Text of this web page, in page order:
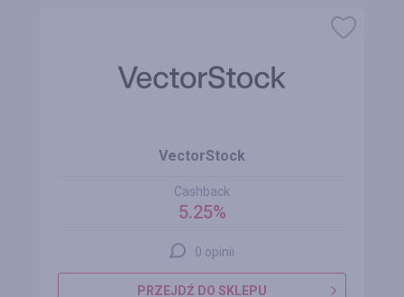
VectorStock
Cashback
5.25%
0 opinii
PRZEJDŹ DO SKLEPU